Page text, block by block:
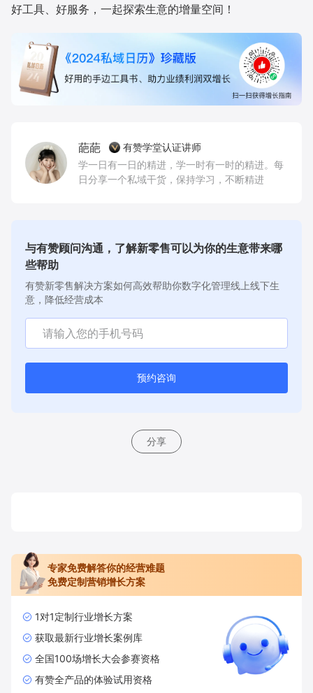
好工具、好服务，一起探索生意的增量空间！
葩葩
有赞学堂认证讲师
学一日有一日的精进，学一时有一时的精进。每
日分享一个私域干货，保持学习，不断精进
与有赞顾问沟通，了解新零售可以为你的生意带来哪
些帮助
有赞新零售解决方案如何高效帮助你数字化管理线上线下生
意，降低经营成本
预约咨询
分享
专家免费解答你的经营难题
免费定制营销增长方案
1对1定制行业增长方案
获取最新行业增长案例库
全国100场增长大会参赛资格
有赞全产品的体验试用资格